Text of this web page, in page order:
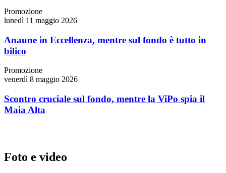
Promozione
lunedì 11 maggio 2026
Anaune in Eccellenza, mentre sul fondo è tutto in
bilico
Promozione
venerdì 8 maggio 2026
Scontro cruciale sul fondo, mentre la ViPo spia il
Maia Alta
Foto e video